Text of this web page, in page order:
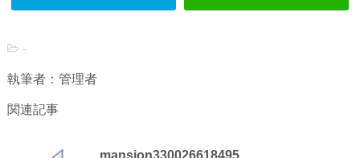
-
執筆者：管理者
関連記事